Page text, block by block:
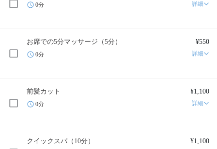
0分 詳細
お席での5分マッサージ（5分） ¥550
0分 詳細
前髪カット ¥1,100
0分 詳細
クイックスパ（10分） ¥1,100